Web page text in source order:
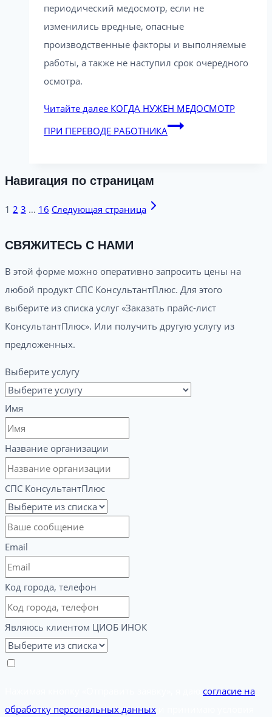
периодический медосмотр, если не
изменились вредные, опасные
производственные факторы и выполняемые
работы, а также не наступил срок очередного
осмотра.
Читайте далее КОГДА НУЖЕН МЕДОСМОТР
ПРИ ПЕРЕВОДЕ РАБОТНИКА
Навигация по страницам
1 2 3 … 16 Следующая страница
СВЯЖИТЕСЬ С НАМИ
В этой форме можно оперативно запросить цены на
любой продукт СПС КонсультантПлюс. Для этого
выберите из списка услуг «Заказать прайс-лист
КонсультантПлюс». Или получить другую услугу из
предложенных.
Выберите услугу
Имя
Название организации
СПС КонсультантПлюс
Email
Код города, телефон
Являюсь клиентом ЦИОБ ИНОК
согласие на
обработку персональных данных